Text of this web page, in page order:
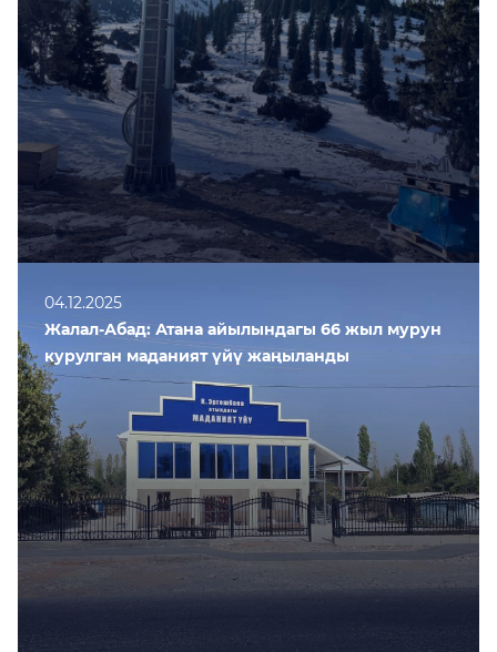
04.12.2025
Жалал-Абад: Атана айылындагы 66 жыл мурун
курулган маданият үйү жаңыланды